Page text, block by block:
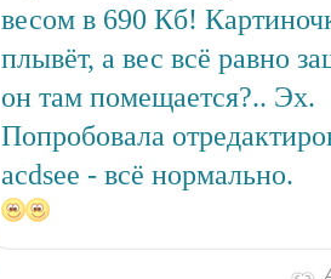
весом в 690 Кб!
плывёт, а вес всё равно
он там помещается?.. Эх.
Попробовала
acdsee - всё нормально.